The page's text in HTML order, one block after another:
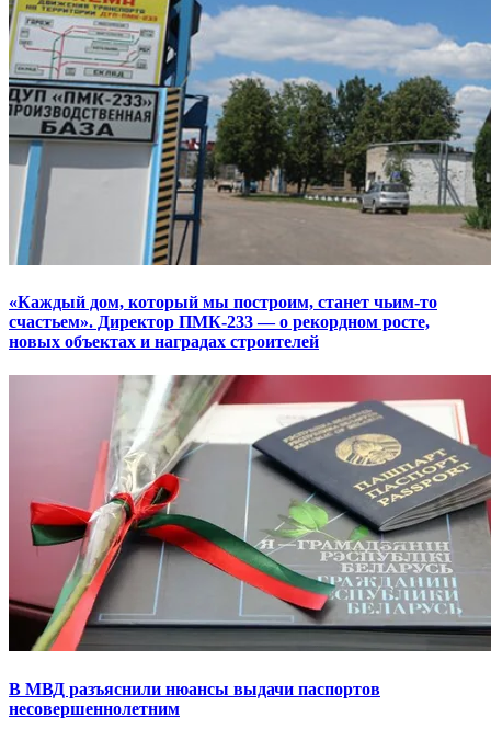
«Каждый дом, который мы построим, станет чьим-то
счастьем». Директор ПМК-233 — о рекордном росте,
новых объектах и наградах строителей
В МВД разъяснили нюансы выдачи паспортов
несовершеннолетним